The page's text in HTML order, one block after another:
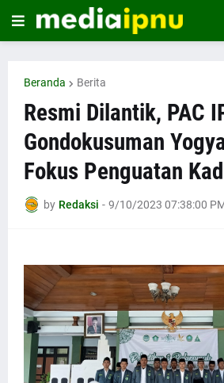
Beranda Berita
Resmi Dilantik, PAC
Gondokusuman
Fokus Penguatan
by Redaksi - 9/10/2023 07:38:00